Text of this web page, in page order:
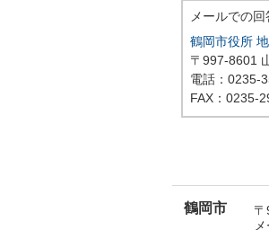
メールでの
鶴岡市役所
〒997-8601
電話：0235-
FAX：0235-
鶴岡市